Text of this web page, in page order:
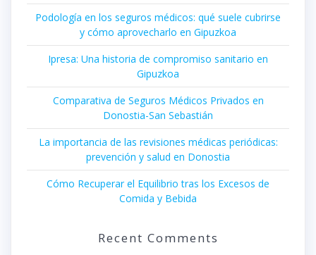
Podología en los seguros médicos: qué suele cubrirse
y cómo aprovecharlo en Gipuzkoa
Ipresa: Una historia de compromiso sanitario en
Gipuzkoa
Comparativa de Seguros Médicos Privados en
Donostia-San Sebastián
La importancia de las revisiones médicas periódicas:
prevención y salud en Donostia
Cómo Recuperar el Equilibrio tras los Excesos de
Comida y Bebida
Recent Comments